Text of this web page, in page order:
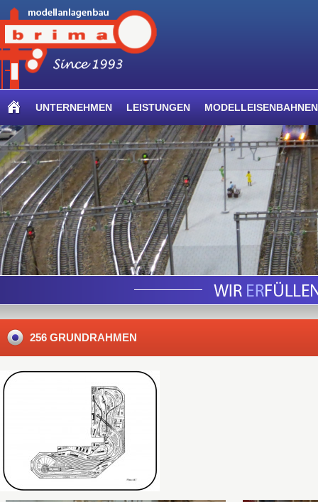
UNTERNEHMEN LEISTUNGEN MODELLEISENBAHNEN
256 GRUNDRAHMEN